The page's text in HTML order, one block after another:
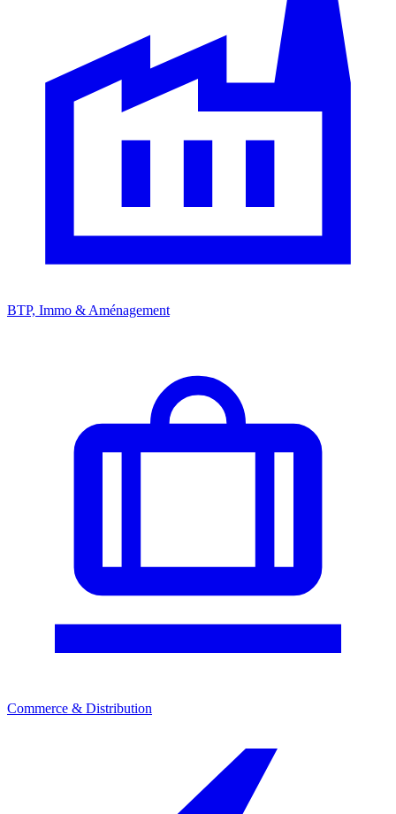
BTP, Immo & Aménagement
Commerce & Distribution